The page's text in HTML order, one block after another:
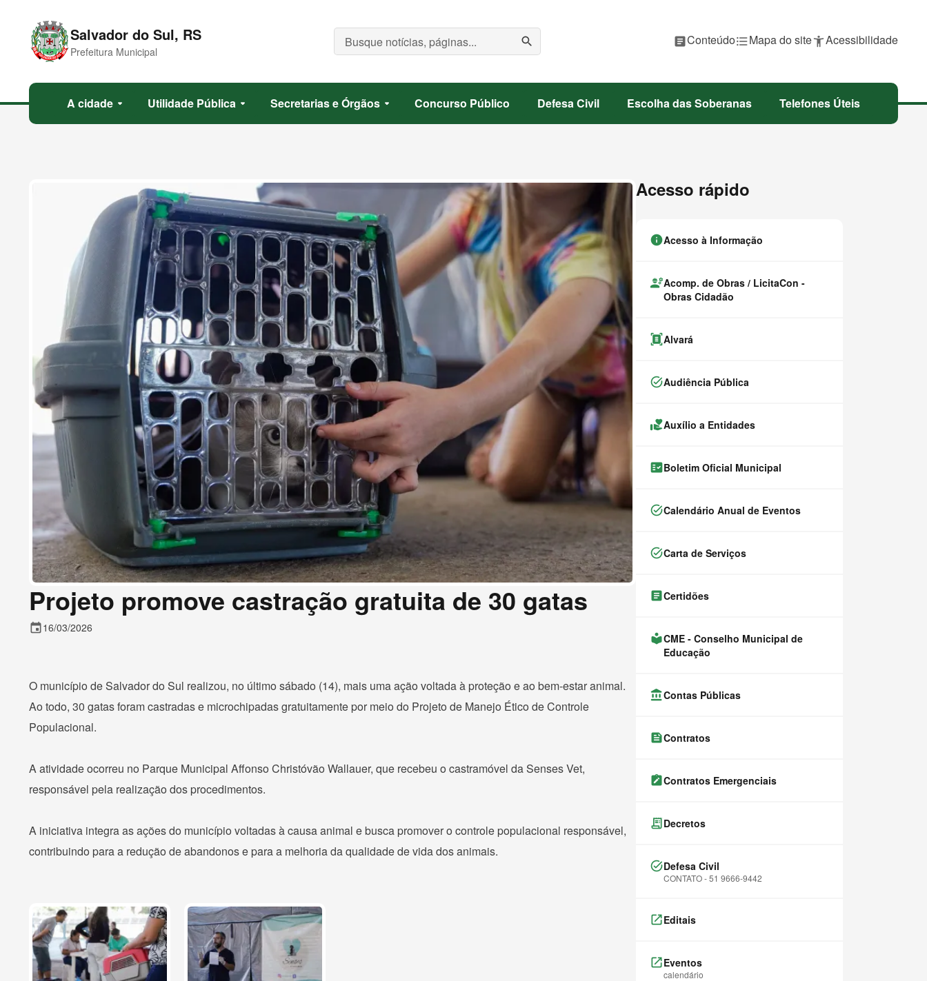
Salvador do Sul, RS
Prefeitura Municipal
search article
P
u
r
a
a
Conteúdoformat_list_bulleted
P
u
r
a
a
Mapa do siteaccessibility_new
P
u
r
a
a
Acessibilidade
A cidade arrow_drop_down Utilidade Pública arrow_drop_down Secretarias e Órgãos arrow_drop_down Concurso Público Defesa Civil Escolha das Soberanas Telefones Úteis
Projeto promove castração gratuita de 30 gatas
event16/03/2026
O município de Salvador do Sul realizou, no último sábado (14), mais uma ação voltada à proteção e ao bem-estar animal.
Ao todo, 30 gatas foram castradas e microchipadas gratuitamente por meio do Projeto de Manejo Ético de Controle
Populacional.
A atividade ocorreu no Parque Municipal Affonso Christóvão Wallauer, que recebeu o castramóvel da Senses Vet,
responsável pela realização dos procedimentos.
A iniciativa integra as ações do município voltadas à causa animal e busca promover o controle populacional responsável,
contribuindo para a redução de abandonos e para a melhoria da qualidade de vida dos animais.
Acesso rápido
infoAcesso à Informação
engineeringAcomp. de Obras / LicitaCon -
Obras Cidadão
document_scannerAlvará
task_altAudiência Pública
volunteer_activismAuxílio a Entidades
fact_checkBoletim Oficial Municipal
task_altCalendário Anual de Eventos
task_altCarta de Serviços
articleCertidões
local_libraryCME - Conselho Municipal de
Educação
account_balanceContas Públicas
feedContratos
note_altContratos Emergenciais
receipt_long Decretos
task_altDefesa Civil
CONTATO - 51 9666-9442
launchEditais
launchEventos
calendário